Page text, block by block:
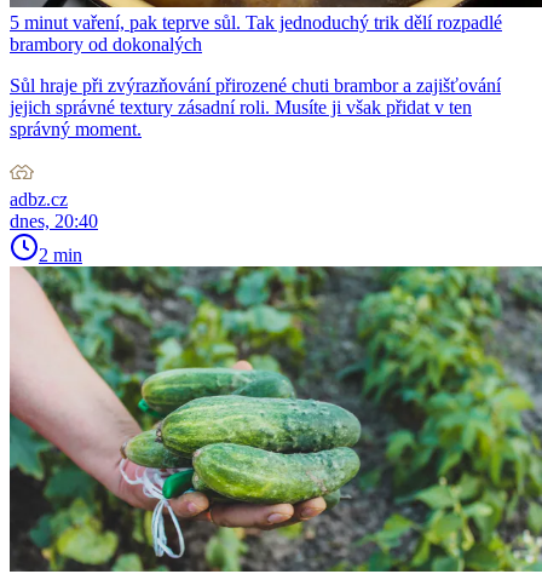
5 minut vaření, pak teprve sůl. Tak jednoduchý trik dělí rozpadlé
brambory od dokonalých
Sůl hraje při zvýrazňování přirozené chuti brambor a zajišťování
jejich správné textury zásadní roli. Musíte ji však přidat v ten
správný moment.
adbz.cz
dnes, 20:40
2 min